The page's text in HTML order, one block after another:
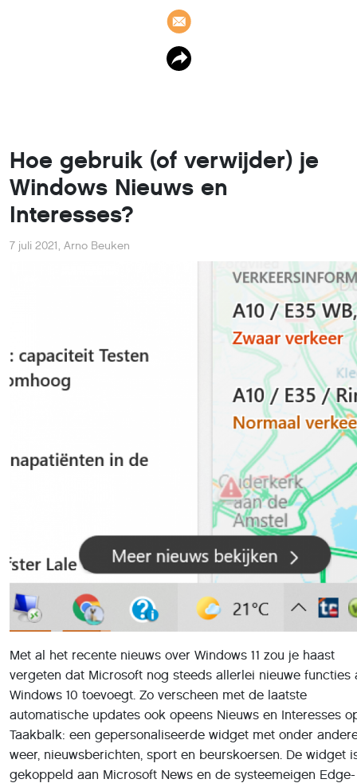
Met al het recente nieuws over Windows 11 zou je haast
vergeten dat Microsoft nog steeds allerlei nieuwe functies
Windows 10 toevoegt. Zo verscheen met de laatste
automatische updates ook opeens Nieuws en Interesses
weer, nieuwsberichten, sport en beurskoersen. De widget
gekoppeld aan Microsoft News en de systeemeigen Edge-
browser. Zie je Nieuws en Interesses niet staan, dan kun je
eenvoudig toevoegen. En heb je geen behoefte aan deze
Windows-optie, dan schakel je hem net zo makkelijk uit.
-widget bevindt aan de
Verborgen
weergeven. Beweeg je de muis over de widget heen, dan
een venster met daarin verschillende deelvensters voor
rubrieken zoals het weer, nieuwsartikelen en
gebaseerd op je locatie. De rubrieken zijn persoonlijk in te
stellen. Het idee achter deze recente widget is dat
met één oogopslag de voor hen relevante informatie
oproepen. Moet je zo meteen de deur uit: waar staan de
blijft het droog?